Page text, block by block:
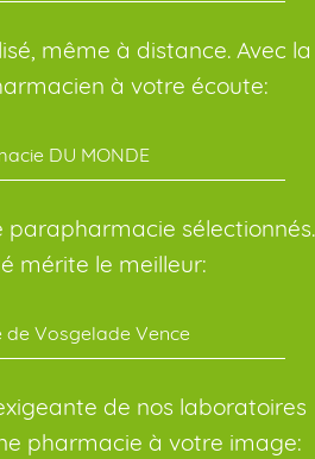
même à distance. Avec la
à votre écoute:
DU MONDE
parapharmacie sélectionnés.
mérite le meilleur:
de Vosgelade Vence
de nos laboratoires
pharmacie à votre image: